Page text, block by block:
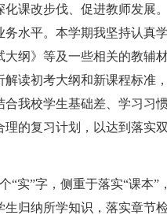
课改步伐、促进教师发展
水平。本学期我坚持认真
纲》等及一些相关的教辅
读初考大纲和新课程标准
我校学生基础差、学习习
的复习计划，以达到落实
”字，侧重于落实“课本”
归纳所学知识，落实章节